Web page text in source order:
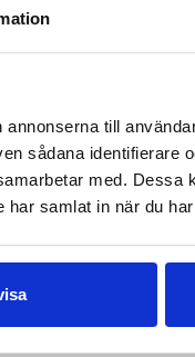
till
sådana identifierare
med. Dessa
samlat in när du